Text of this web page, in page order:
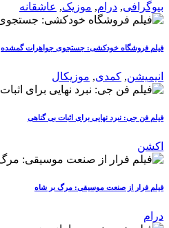
بیوگرافی, درام, موزیک, عاشقانه
فیلم فروشگاه خودکشی: جستجوی جواهرات گمشده
انیمیشن, کمدی, موزیکال
فیلم فن جی: نبرد نهایی برای اثبات بی گناهی
اکشن
فیلم فرار از صنعت موسیقی: مرگ بر شاه
درام